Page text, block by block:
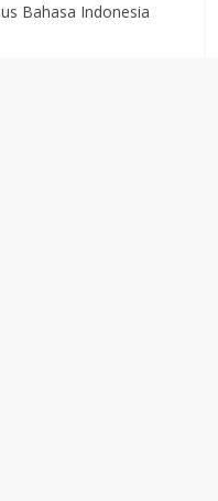
Bahasa Indonesia